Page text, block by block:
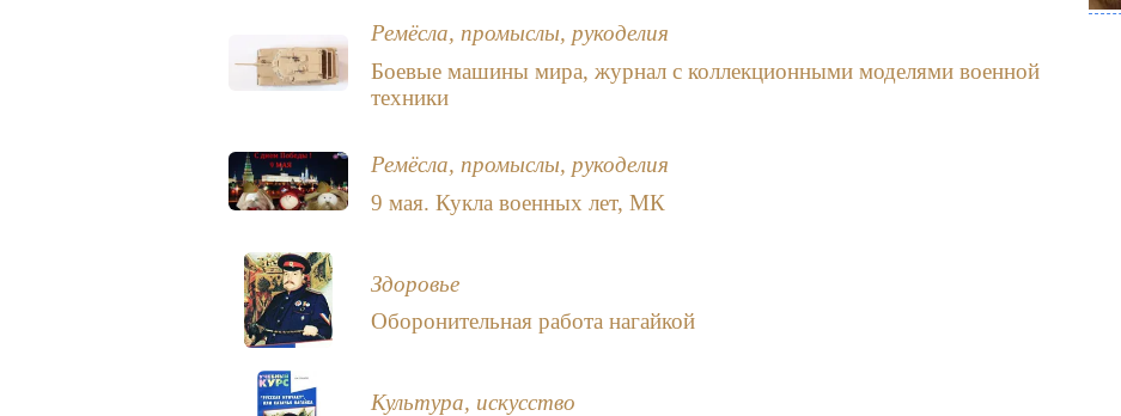
Ремёсла, промыслы, рукоделия
Боевые машины мира, журнал с коллекционными моделями военной
техники
Ремёсла, промыслы, рукоделия
9 мая. Кукла военных лет, МК
Здоровье
Оборонительная работа нагайкой
Культура, искусство